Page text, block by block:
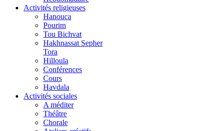
Activités religieuses
Hanouca
Pourim
Tou Bichvat
Hakhnassat Sepher
Tora
Hilloula
Conférences
Cours
Havdala
Activités sociales
A méditer
Théâtre
Chorale